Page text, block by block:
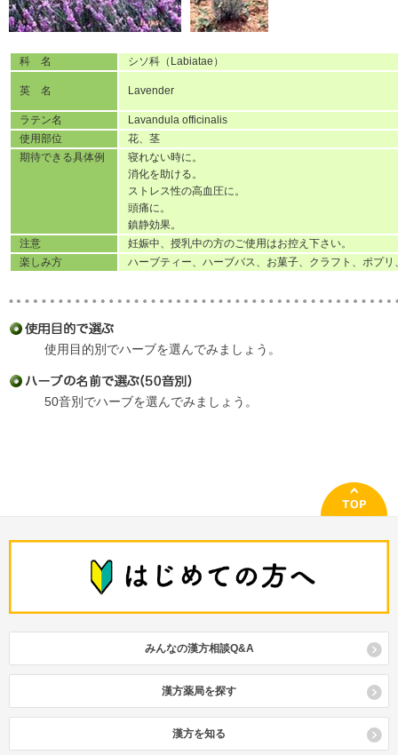
科 名 シソ科（Labiatae）
英 名 Lavender
ラテン名
Lavandula officinalis
使用部位
花、茎
期待できる具体例
寝れない時に。
消化を助ける。
ストレス性の高血圧に。
頭痛に。
鎮静効果。
注意
妊娠中、授乳中の方のご使用はお控え下さい。
楽しみ方
ハーブティー、ハーブバス、お菓子、クラフト、ポプリ
使用目的別でハーブを選んでみましょう。
50音別でハーブを選んでみましょう。
みんなの漢方相談Q&A
漢方薬局を探す
漢方を知る